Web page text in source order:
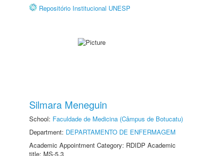
Repositório Institucional UNESP
Silmara Meneguin
School: Faculdade de Medicina (Câmpus de Botucatu)
Department: DEPARTAMENTO DE ENFERMAGEM
Academic Appointment Category: RDIDP Academic
title: MS-5.3